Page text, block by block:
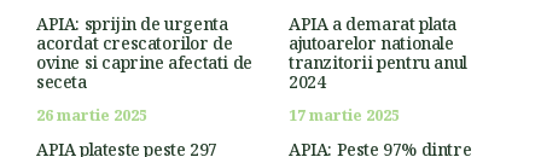
APIA: sprijin de urgenta
acordat crescatorilor de
ovine si caprine afectati de
seceta
26 martie 2025
APIA a demarat plata
ajutoarelor nationale
tranzitorii pentru anul
2024
17 martie 2025
APIA plateste peste 297
APIA: Peste 97% dintre